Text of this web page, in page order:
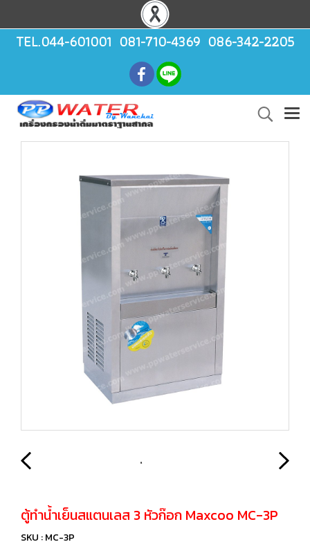
TEL.044-601001 081-710-4369 086-342-2205
ตู้ทำน้ำเย็นสแตนเลส 3 หัวก๊อก Maxcoo MC-3P​
SKU : MC-3P